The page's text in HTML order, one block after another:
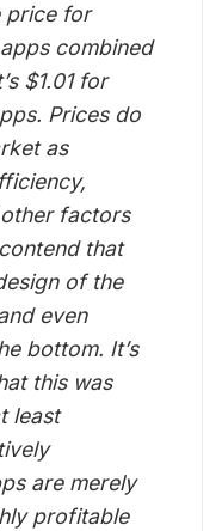
price for
combined
$1.01 for
Prices do
as
factors
that
of the
even
bottom. It’s
this was
least
are merely
profitable